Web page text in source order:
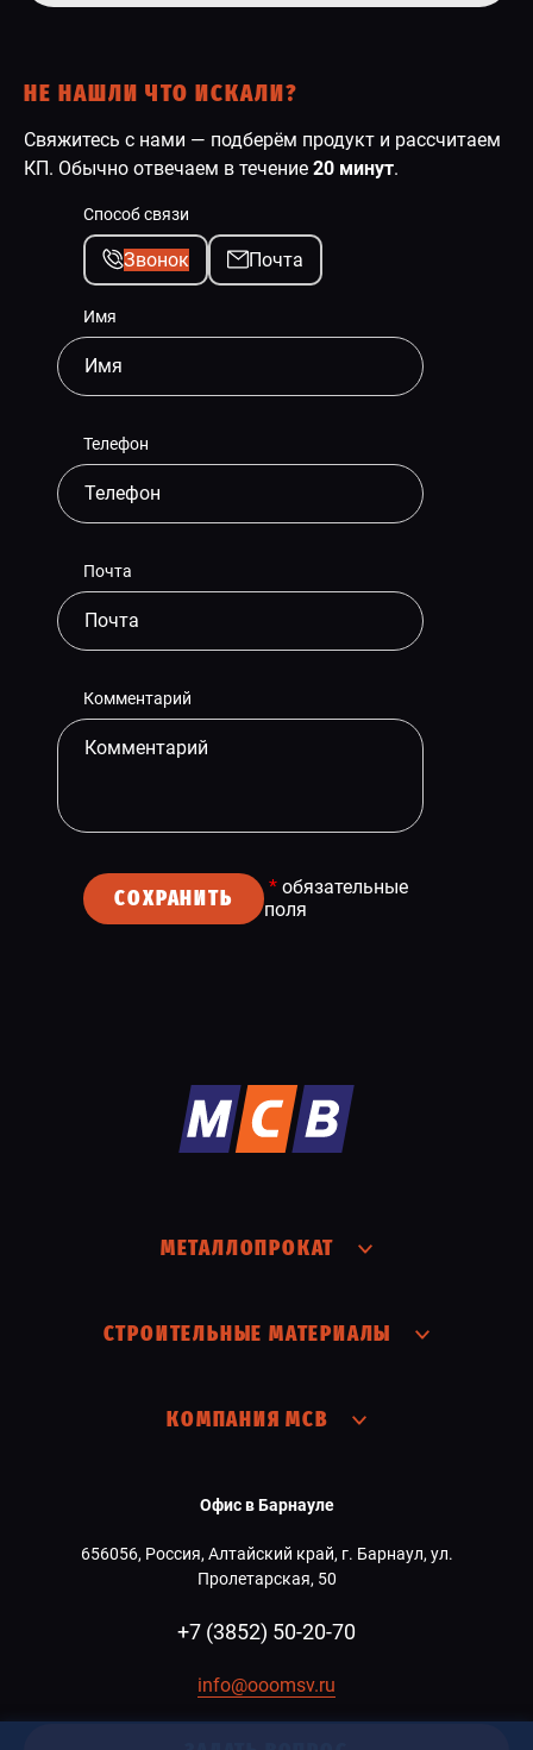
НЕ НАШЛИ ЧТО ИСКАЛИ?
Свяжитесь с нами — подберём продукт и рассчитаем
КП. Обычно отвечаем в течение 20 минут.
Способ связи
Звонок Почта
Имя
Телефон
Почта
Комментарий
СОХРАНИТЬ * обязательные
поля
МЕТАЛЛОПРОКАТ
СТРОИТЕЛЬНЫЕ МАТЕРИАЛЫ
КОМПАНИЯ МСВ
Офис в Барнауле
656056, Россия, Алтайский край, г. Барнаул, ул.
Пролетарская, 50
+7 (3852) 50-20-70
info@ooomsv.ru